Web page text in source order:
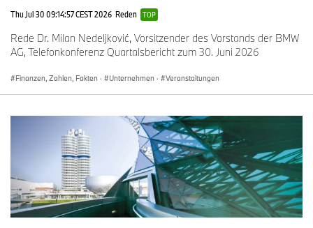
Thu Jul 30 09:14:57 CEST 2026 Reden TOP
Rede Dr. Milan Nedeljković, Vorsitzender des Vorstands der BMW
AG, Telefonkonferenz Quartalsbericht zum 30. Juni 2026
Finanzen, Zahlen, Fakten · Unternehmen · Veranstaltungen